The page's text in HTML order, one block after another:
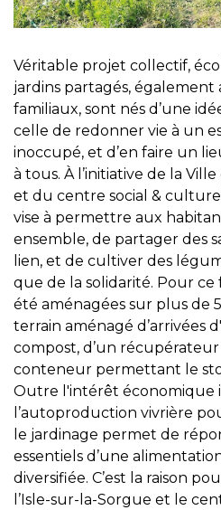
Véritable projet collectif,
jardins partagés, également
familiaux, sont nés d’une
celle de redonner vie à un
inoccupé, et d’en faire un
à tous. À l’initiative de la
et du centre social &
vise à permettre aux
ensemble, de partager des
lien, et de cultiver des
que de la solidarité. Pour ce
été aménagées sur plus de
terrain aménagé d’arrivées
compost, d’un
conteneur permettant le
Outre l'intérêt économique
l’autoproduction vivrière
le jardinage permet de
essentiels d’une
diversifiée. C’est la raison
l’Isle-sur-la-Sorgue et le